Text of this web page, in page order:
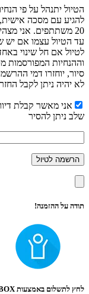
הטיול יתנהל על פי
להגיע עם מסכה
20 משתתפים. אני
עד הטיול עצמו אם יש
לטיול אם חל שינוי
וההנחיות המפורסמות
סיור, יוחזרו דמי
לא יהיה ניתן לקבל
אני מאשר קבלת
שלב ניתן להסיר
תודה על ההזמנה!
לחץ לתשלום באמצעות PAYBOX